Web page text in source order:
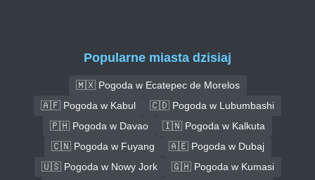
Popularne miasta dzisiaj
🇲🇽 Pogoda w Ecatepec de Morelos
🇦🇫 Pogoda w Kabul
🇨🇩 Pogoda w Lubumbashi
🇵🇭 Pogoda w Davao
🇮🇳 Pogoda w Kalkuta
🇨🇳 Pogoda w Fuyang
🇦🇪 Pogoda w Dubaj
🇺🇸 Pogoda w Nowy Jork
🇬🇭 Pogoda w Kumasi